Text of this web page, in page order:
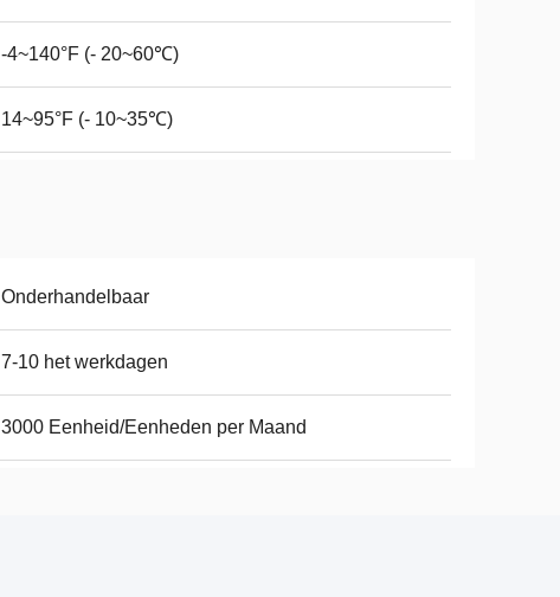
-4~140°F (- 20~60℃)
14~95°F (- 10~35℃)
Onderhandelbaar
7-10 het werkdagen
3000 Eenheid/Eenheden per Maand